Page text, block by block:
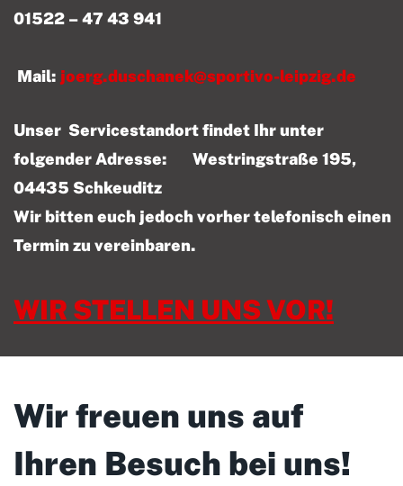
01522 – 47 43 941
Mail: joerg.duschanek@sportivo-leipzig.de
Unser Servicestandort findet Ihr unter
folgender Adresse: Westringstraße 195,
04435 Schkeuditz
Wir bitten euch jedoch vorher telefonisch einen
Termin zu vereinbaren.
WIR STELLEN UNS VOR!
Wir freuen uns auf
Ihren Besuch bei uns!